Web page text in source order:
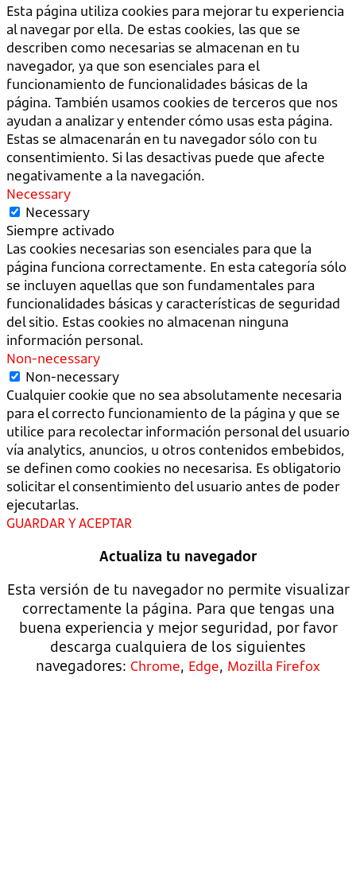
Esta página utiliza cookies para mejorar tu experiencia
al navegar por ella. De estas cookies, las que se
describen como necesarias se almacenan en tu
navegador, ya que son esenciales para el
funcionamiento de funcionalidades básicas de la
página. También usamos cookies de terceros que nos
ayudan a analizar y entender cómo usas esta página.
Estas se almacenarán en tu navegador sólo con tu
consentimiento. Si las desactivas puede que afecte
negativamente a la navegación.
Necessary
Necessary
Siempre activado
Las cookies necesarias son esenciales para que la
página funciona correctamente. En esta categoría sólo
se incluyen aquellas que son fundamentales para
funcionalidades básicas y características de seguridad
del sitio. Estas cookies no almacenan ninguna
información personal.
Non-necessary
Non-necessary
Cualquier cookie que no sea absolutamente necesaria
para el correcto funcionamiento de la página y que se
utilice para recolectar información personal del usuario
vía analytics, anuncios, u otros contenidos embebidos,
se definen como cookies no necesarisa. Es obligatorio
solicitar el consentimiento del usuario antes de poder
ejecutarlas.
GUARDAR Y ACEPTAR
Actualiza tu navegador
Esta versión de tu navegador no permite visualizar
correctamente la página. Para que tengas una
buena experiencia y mejor seguridad, por favor
descarga cualquiera de los siguientes
navegadores: Chrome, Edge, Mozilla Firefox